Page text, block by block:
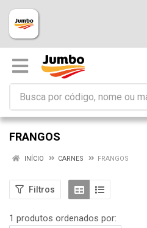
FRANGOS
INÍCIO CARNES FRANGOS
Filtros
1 produtos ordenados por: